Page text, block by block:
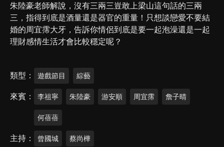
朱陸豪老師解說，沒有三兩三豈敢上梁山這句話的三兩
三，指得到底是酒量還是器官的重量！只想談戀愛不要結
婚的周宜霈大牙，告訴你情侶到底是要一起泡澡還是一起
理財感情生活才會比較穩定呢？
類型 遊戲節目 綜藝
來賓 李祖寧 朱陸豪 游安順 周宜霈 詹子晴
何蓓蓓
主持 曾國城 蔡尚樺